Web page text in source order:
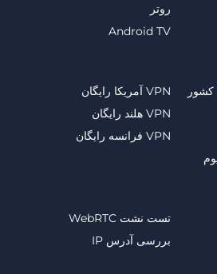
روتر
Android TV
VPN آمریکا رایگان
VPN هلند رایگان
VPN فرانسه رایگان
تست نشت WebRTC
بررسی آدرس IP